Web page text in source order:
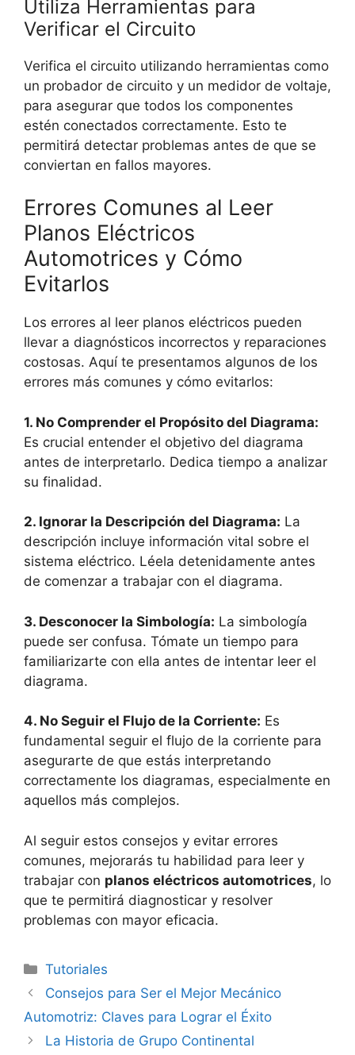
Utiliza Herramientas para
Verificar el Circuito
Verifica el circuito utilizando herramientas como
un probador de circuito y un medidor de voltaje,
para asegurar que todos los componentes
estén conectados correctamente. Esto te
permitirá detectar problemas antes de que se
conviertan en fallos mayores.
Errores Comunes al Leer
Planos Eléctricos
Automotrices y Cómo
Evitarlos
Los errores al leer planos eléctricos pueden
llevar a diagnósticos incorrectos y reparaciones
costosas. Aquí te presentamos algunos de los
errores más comunes y cómo evitarlos:
1. No Comprender el Propósito del Diagrama:
Es crucial entender el objetivo del diagrama
antes de interpretarlo. Dedica tiempo a analizar
su finalidad.
2. Ignorar la Descripción del Diagrama: La
descripción incluye información vital sobre el
sistema eléctrico. Léela detenidamente antes
de comenzar a trabajar con el diagrama.
3. Desconocer la Simbología: La simbología
puede ser confusa. Tómate un tiempo para
familiarizarte con ella antes de intentar leer el
diagrama.
4. No Seguir el Flujo de la Corriente: Es
fundamental seguir el flujo de la corriente para
asegurarte de que estás interpretando
correctamente los diagramas, especialmente en
aquellos más complejos.
Al seguir estos consejos y evitar errores
comunes, mejorarás tu habilidad para leer y
trabajar con planos eléctricos automotrices, lo
que te permitirá diagnosticar y resolver
problemas con mayor eficacia.
Categorías
Tutoriales
Consejos para Ser el Mejor Mecánico
Automotriz: Claves para Lograr el Éxito
La Historia de Grupo Continental